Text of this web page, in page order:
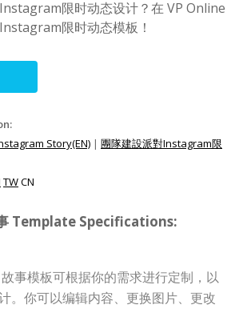
限时动态设计？在 VP Online
限时动态模板！
Story(EN) | 團隊建設派對Instagram限
TWCN
Template Specifications:
事模板可根据你的需求进行定制，以
。你可以编辑内容、更换图片、更改